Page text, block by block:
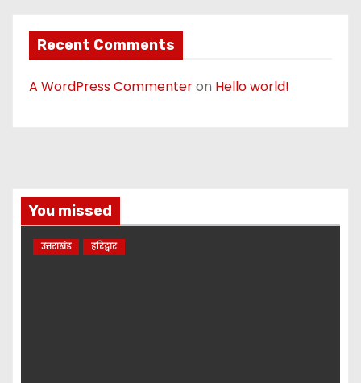
Recent Comments
A WordPress Commenteron Hello world!
You missed
उत्तराखंड हरिद्वार